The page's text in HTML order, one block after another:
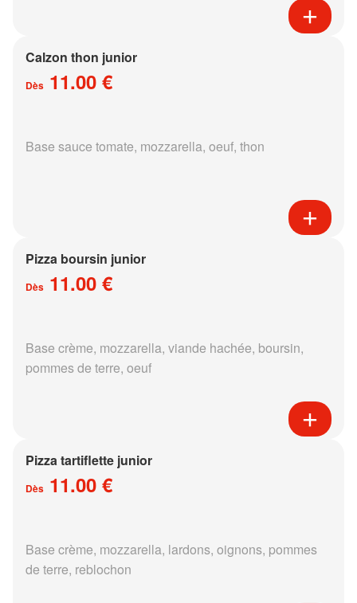
Calzon thon junior
Dès 11.00 €
Base sauce tomate, mozzarella, oeuf, thon
Pizza boursin junior
Dès 11.00 €
Base crème, mozzarella, viande hachée, boursin,
pommes de terre, oeuf
Pizza tartiflette junior
Dès 11.00 €
Base crème, mozzarella, lardons, oignons, pommes
de terre, reblochon